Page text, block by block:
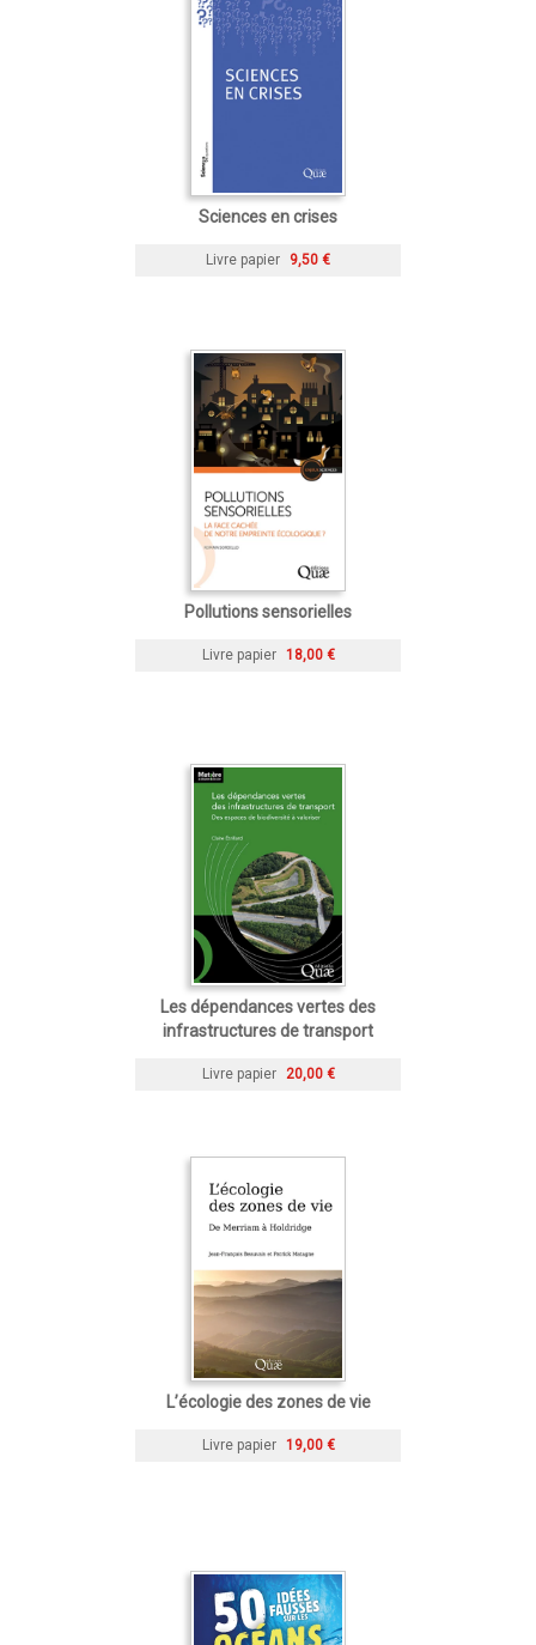
Sciences en crises
Livre papier 9,50 €
Pollutions sensorielles
Livre papier 18,00 €
Les dépendances vertes des
infrastructures de transport
Livre papier 20,00 €
L’écologie des zones de vie
Livre papier 19,00 €